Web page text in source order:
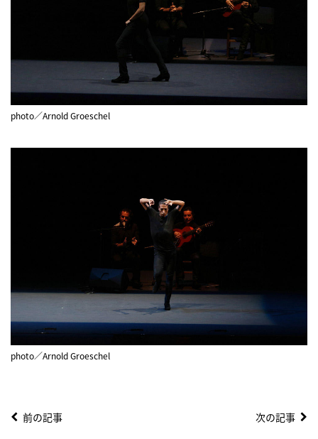
photo／Arnold Groeschel
photo／Arnold Groeschel
前の記事 次の記事